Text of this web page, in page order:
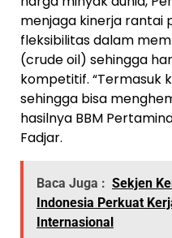
menjaga kinerja rantai
fleksibilitas dalam
(crude oil) sehingga
kompetitif. “Termasuk
sehingga bisa
hasilnya BBM
Fadjar.
Baca Juga : Sekjen
Indonesia Perkuat
Internasional